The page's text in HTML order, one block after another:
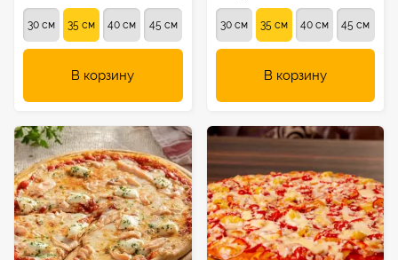
30 см 35 см 40 см 45 см
В корзину
30 см 35 см 40 см 45 см
В корзину